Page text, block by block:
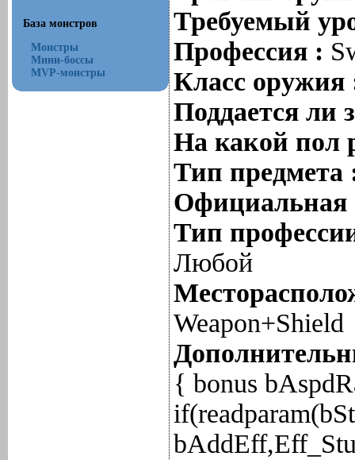
База монстров
Монстры
Мини-боссы
MVP-монстры
Требуемый
Профессия :
Класс
Поддается ли
На какой пол
Тип
Тип
Любой
Weapon+Shield
{ bonus